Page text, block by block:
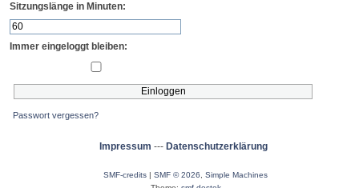
Sitzungslänge in Minuten:
Immer eingeloggt bleiben:
Passwort vergessen?
Impressum --- Datenschutzerklärung
SMF-credits | SMF © 2026
Simple Machines